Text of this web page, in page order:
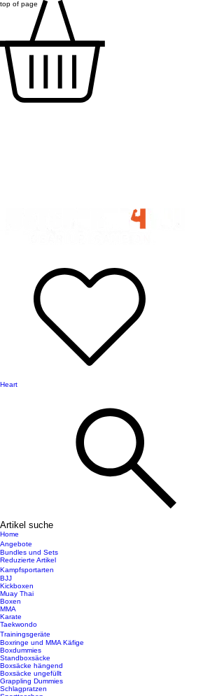
top of page
Heart
Artikel suche
Home
Angebote
Bundles und Sets
Reduzierte Artikel
Kampfsportarten
BJJ
Kickboxen
Muay Thai
Boxen
MMA
Karate
Taekwondo
Trainingsgeräte
Boxringe und MMA Käfige
Boxdummies
Standboxsäcke
Boxsäcke hängend
Boxsäcke ungefüllt
Grappling Dummies
Schlagpratzen